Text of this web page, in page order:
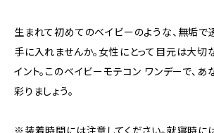
生まれて初めてのベイビーのような、無垢
手に入れませんか。女性にとって目元は大切
イント。このベイビーモテコン ワンデーで、
彩りましょう。